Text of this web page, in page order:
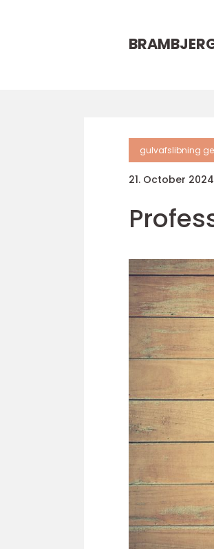
gulvafslibning
21. October 2024